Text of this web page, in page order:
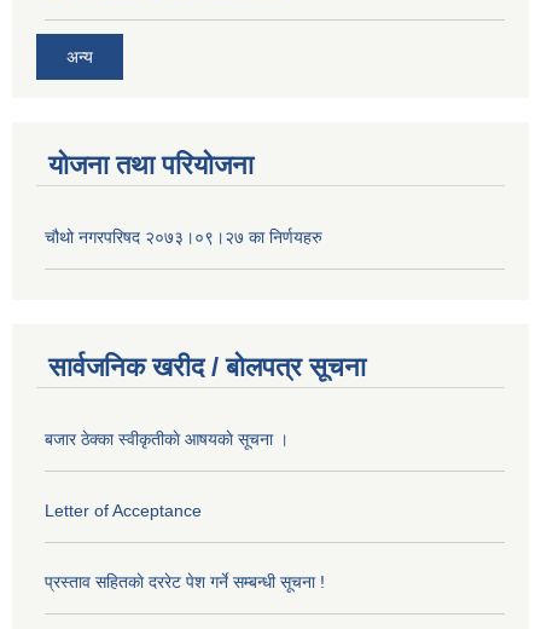
अन्य
योजना तथा परियोजना
चौथो नगरपरिषद २०७३।०९।२७ का निर्णयहरु
सार्वजनिक खरीद / बोलपत्र सूचना
बजार ठेक्का स्वीकृतीकाे आषयकाे सूचना ।
Letter of Acceptance
प्रस्ताव सहितकाे दररेट पेश गर्ने सम्बन्धी सूचना !